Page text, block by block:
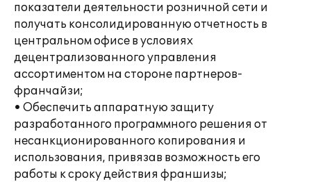
показатели деятельности розничной сети и
получать консолидированную отчетность в
центральном офисе в условиях
децентрализованного управления
ассортиментом на стороне партнеров-
франчайзи;
• Обеспечить аппаратную защиту
разработанного программного решения от
несанкционированного копирования и
использования, привязав возможность его
работы к сроку действия франшизы;